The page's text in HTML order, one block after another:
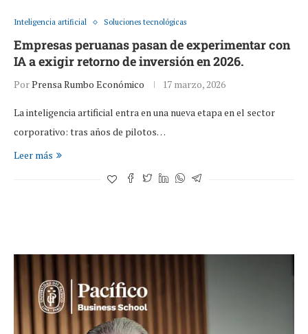
Inteligencia artificial Soluciones tecnológicas
Empresas peruanas pasan de experimentar con
IA a exigir retorno de inversión en 2026.
PorPrensa Rumbo Económico 17 marzo, 2026
La inteligencia artificial entra en una nueva etapa en el sector
corporativo: tras años de pilotos…
Leer más